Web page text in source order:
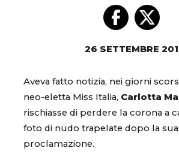
26 SETTEMBRE
Aveva fatto notizia, nei giorni
neo-eletta Miss Italia, Carlotta
rischiasse di perdere la corona a
foto di nudo trapelate dopo la sua
proclamazione.